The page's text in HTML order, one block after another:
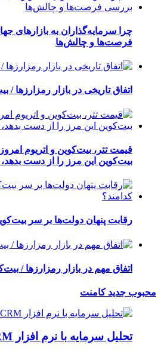
چرا سرمایه‌گذاران به بازارهای
فرصت‌ها و چالش‌ها
اتفاق تاریخی در بازار رمزارزها
بیت‌کوین این مرز را از دست
رقابت پنهان دولت‌ها بر سر بیت‌کوین/ ۱۰ کشور برتر
اتفاق مهم در بازار رمزارزها /
محبوب جدیدکامنت
تحلیل سرمایه با نرم افزار CRM پارس ویتایگر